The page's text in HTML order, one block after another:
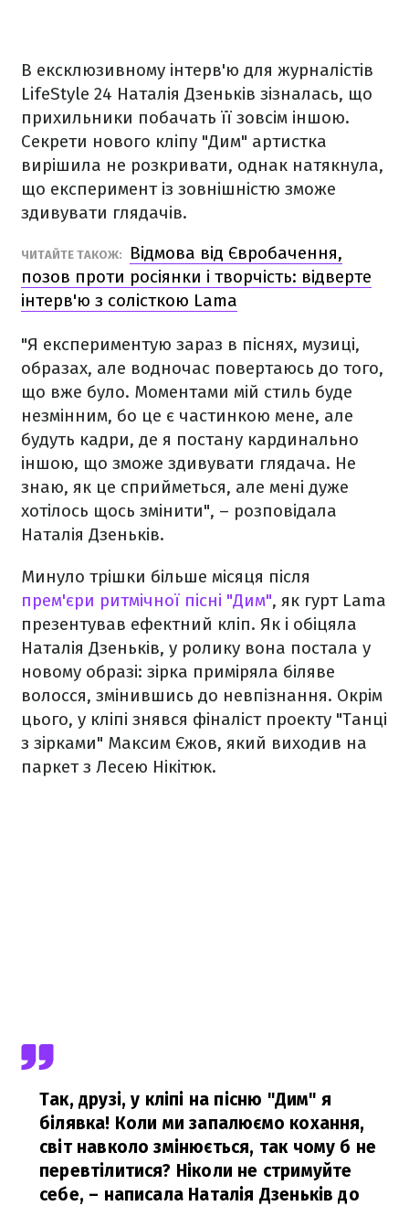
В ексклюзивному інтерв'ю для журналістів
LifeStyle 24 Наталія Дзеньків зізналась, що
прихильники побачать її зовсім іншою.
Секрети нового кліпу "Дим" артистка
вирішила не розкривати, однак натякнула,
що експеримент із зовнішністю зможе
здивувати глядачів.
ЧИТАЙТЕ ТАКОЖ:
Відмова від Євробачення,
позов проти росіянки і творчість: відверте
інтерв'ю з солісткою Lama
"Я експериментую зараз в піснях, музиці,
образах, але водночас повертаюсь до того,
що вже було. Моментами мій стиль буде
незмінним, бо це є частинкою мене, але
будуть кадри, де я постану кардинально
іншою, що зможе здивувати глядача. Не
знаю, як це сприйметься, але мені дуже
хотілось щось змінити", – розповідала
Наталія Дзеньків.
Минуло трішки більше місяця після
прем'єри ритмічної пісні "Дим", як гурт Lama
презентував ефектний кліп. Як і обіцяла
Наталія Дзеньків, у ролику вона постала у
новому образі: зірка приміряла біляве
волосся, змінившись до невпізнання. Окрім
цього, у кліпі знявся фіналіст проекту "Танці
з зірками" Максим Єжов, який виходив на
паркет з Лесею Нікітюк.
Так, друзі, у кліпі на пісню "Дим" я
білявка! Коли ми запалюємо кохання,
світ навколо змінюється, так чому б не
перевтілитися? Ніколи не стримуйте
себе, – написала Наталія Дзеньків до